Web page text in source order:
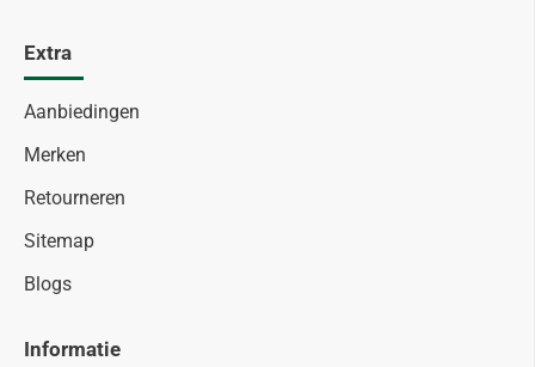
Extra
Aanbiedingen
Merken
Retourneren
Sitemap
Blogs
Informatie